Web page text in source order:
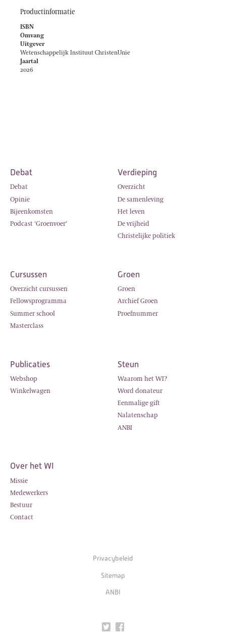
Productinformatie
ISBN
Omvang
Uitgever
Wetenschappelijk Instituut ChristenUnie
Jaartal
2026
Debat
Debat
Opinie
Bijeenkomsten
Podcast 'Groenvoer'
Verdieping
Overzicht
De samenleving
Het leven
De vrijheid
Christelijke politiek
Cursussen
Overzicht cursussen
Fellowsprogramma
Summer school
Masterclass
Groen
Groen
Archief Groen
Proefnummer
Publicaties
Webshop
Winkelwagen
Steun
Waarom het WI?
Word donateur
Eenmalige gift
Nalatenschap
ANBI
Over het WI
Missie
Medewerkers
Bestuur
Contact
Privacybeleid
Sitemap
ANBI
Twitter